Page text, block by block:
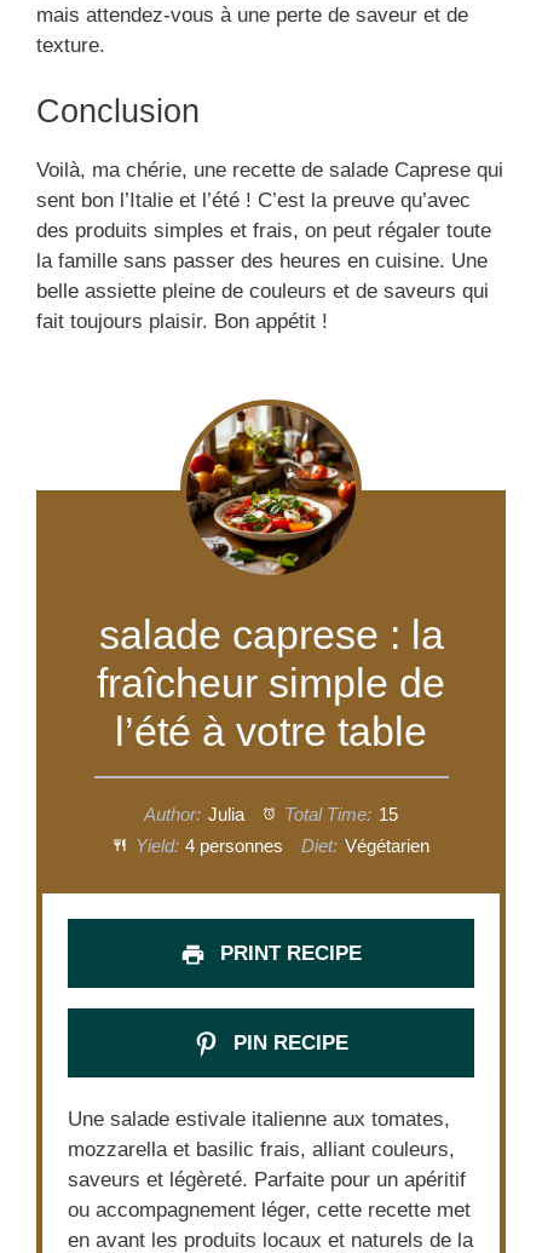
mais attendez-vous à une perte de saveur et de
texture.
Conclusion
Voilà, ma chérie, une recette de salade Caprese qui
sent bon l’Italie et l’été ! C’est la preuve qu’avec
des produits simples et frais, on peut régaler toute
la famille sans passer des heures en cuisine. Une
belle assiette pleine de couleurs et de saveurs qui
fait toujours plaisir. Bon appétit !
salade caprese : la
fraîcheur simple de
l’été à votre table
Author: Julia Total Time: 15
Yield: 4 personnes Diet: Végétarien
PRINT RECIPE
PIN RECIPE
Une salade estivale italienne aux tomates,
mozzarella et basilic frais, alliant couleurs,
saveurs et légèreté. Parfaite pour un apéritif
ou accompagnement léger, cette recette met
en avant les produits locaux et naturels de la